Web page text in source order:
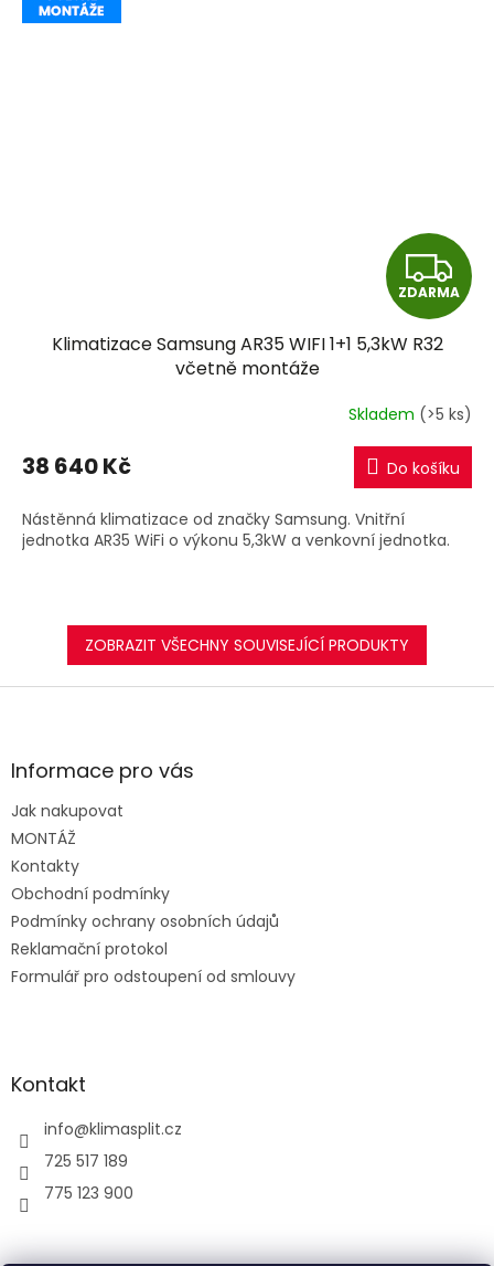
Z
D
R
M
A
ZDARMA
Klimatizace Samsung AR35 WIFI 1+1 5,3kW R32
včetně montáže
Skladem (>5 ks)
38 640 Kč Do košíku
Nástěnná klimatizace od značky Samsung. Vnitřní
jednotka AR35 WiFi o výkonu 5,3kW a venkovní jednotka.
ZOBRAZIT VŠECHNY SOUVISEJÍCÍ PRODUKTY
Z
aInformace pro vás
Jak nakupovat
MONTÁŽ
Kontakty
Obchodní podmínky
Podmínky ochrany osobních údajů
Reklamační protokol
Formulář pro odstoupení od smlouvy
Kontakt
info@klimasplit.cz
725 517 189
775 123 900